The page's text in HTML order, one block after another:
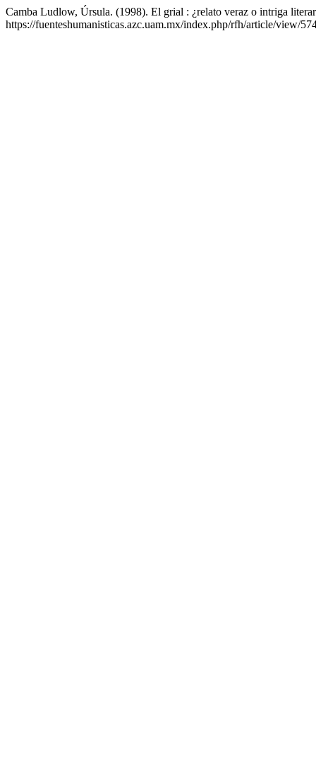
Camba Ludlow, Úrsula. (1998). El grial : ¿relato veraz o intriga
https://fuenteshumanisticas.azc.uam.mx/index.php/rfh/article/view/